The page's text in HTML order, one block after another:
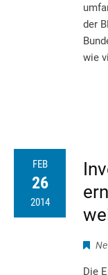
der
wie
FEB
26
2014
Die